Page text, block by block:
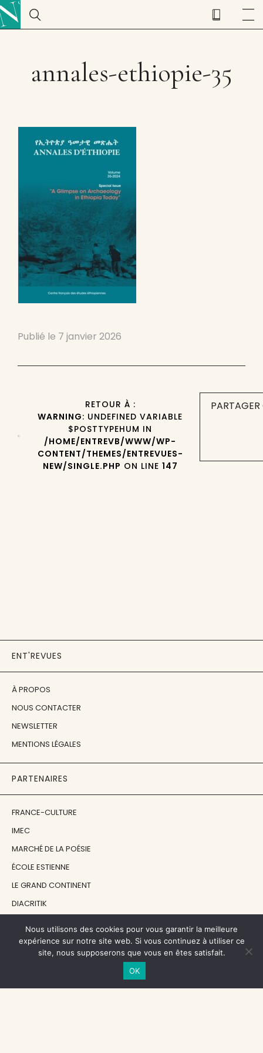
annales-ethiopie-35
Publié le 7 janvier 2026
RETOUR À :
WARNING: UNDEFINED VARIABLE
$POSTTYPEHUM IN
/HOME/ENTREVB/WWW/WP-
CONTENT/THEMES/ENTREVUES-
NEW/SINGLE.PHP ON LINE 147
ENT'REVUES
À PROPOS
NOUS CONTACTER
NEWSLETTER
MENTIONS LÉGALES
PARTENAIRES
FRANCE-CULTURE
IMEC
MARCHÉ DE LA POÉSIE
ÉCOLE ESTIENNE
LE GRAND CONTINENT
DIACRITIK
NOS SOUTIENS
CENTRE NATIONAL DU LIVRE
Nous utilisons des cookies pour vous garantir la meilleure
expérience sur notre site web. Si vous continuez à utiliser ce
site, nous supposerons que vous en êtes satisfait.
OK